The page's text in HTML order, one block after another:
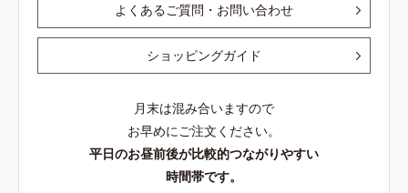
よくあるご質問・お問い合わせ
ショッピングガイド
月末は混み合いますので
お早めにご注文ください。
平日のお昼前後が比較的つながりやすい
時間帯です。